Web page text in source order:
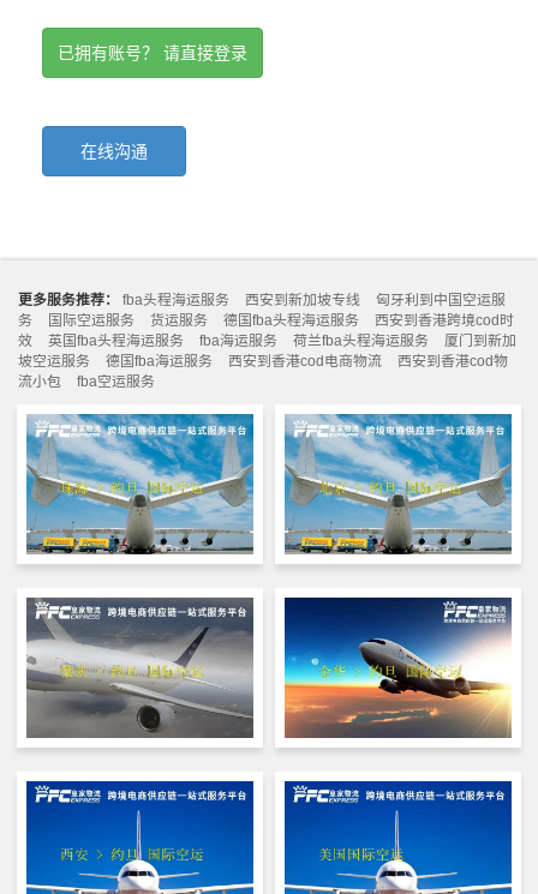
已拥有账号？ 请直接登录
在线沟通
更多服务推荐： fba头程海运服务 西安到新加坡专线
匈牙利到中国空运服
务
国际空运服务 货运服务 德国fba头程海运服务
西安到香港跨境cod时
效
英国fba头程海运服务 fba海运服务 荷兰fba头程海运服务
厦门到新加
坡空运服务
德国fba海运服务 西安到香港cod电商物流
西安到香港cod物
流小包
fba空运服务